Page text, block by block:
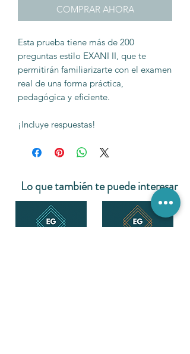
oferta
COMPRAR AHORA
Esta prueba tiene más de 200
preguntas estilo EXANI II, que te
permitirán familiarizarte con el examen
real de una forma práctica,
pedagógica y eficiente.
¡Incluye respuestas!
Lo que también te puede interesar